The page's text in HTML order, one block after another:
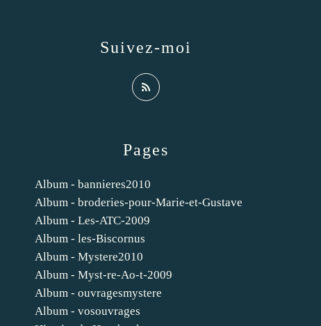
Pages
Album - bannieres2010
Album - broderies-pour-Marie-et-Gustave
Album - Les-ATC-2009
Album - les-Biscornus
Album - Mystere2010
Album - Myst-re-Ao-t-2009
Album - ouvragesmystere
Album - vosouvrages
Suivez-moi